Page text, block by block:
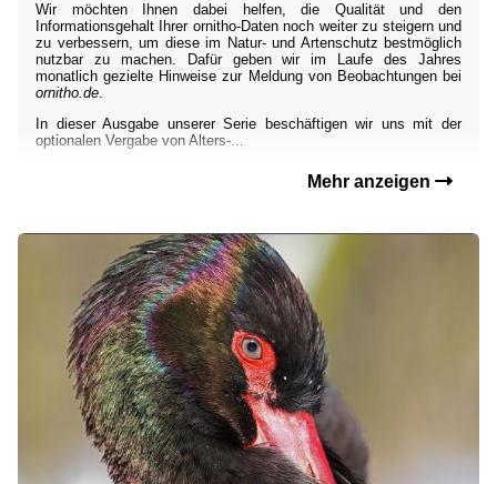
Wir möchten Ihnen dabei helfen, die Qualität und den
Informationsgehalt Ihrer ornitho-Daten noch weiter zu steigern und
zu verbessern, um diese im Natur- und Artenschutz bestmöglich
nutzbar zu machen. Dafür geben wir im Laufe des Jahres
monatlich gezielte Hinweise zur Meldung von Beobachtungen bei
ornitho.de.
In dieser Ausgabe unserer Serie beschäftigen wir uns mit der
optionalen Vergabe von Alters-...
Mehr anzeigen